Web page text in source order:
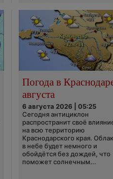
Погода в
августа
6 августа 2026 | 05:25
Сегодня антициклон
распространит своё
на всю территорию
Краснодарского края.
в небе будет немного и
обойдётся без дождей, что
поможет солнечным...